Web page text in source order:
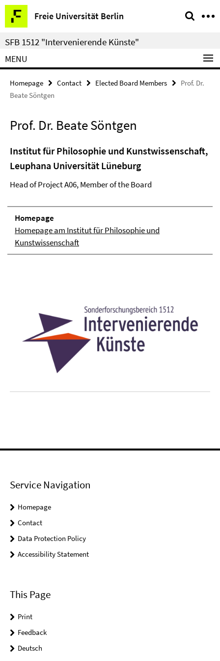
Springe
direkt
zu
Inhalt
Freie Universität Berlin
Service
Navigation
SFB 1512 "Intervenierende Künste"
MENU
Homepage Contact Elected Board Members
Prof. Dr.
Beate Söntgen
Prof. Dr. Beate Söntgen
Institut für Philosophie und Kunstwissenschaft,
Leuphana Universität Lüneburg
Head of Project A06, Member of the Board
Homepage
Homepage am Institut für Philosophie und
Kunstwissenschaft
Service Navigation
Homepage
Contact
Data Protection Policy
Accessibility Statement
This Page
Print
Feedback
Deutsch